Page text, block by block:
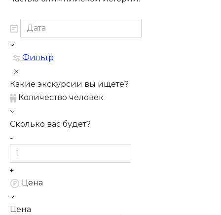
Фильтр
Какие экскурсии вы ищете?
Количество человек
Сколько вас будет?
Цена
Цена